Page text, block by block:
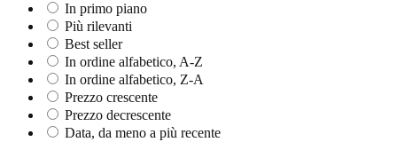
In primo piano
Più rilevanti
Best seller
In ordine alfabetico, A-Z
In ordine alfabetico, Z-A
Prezzo crescente
Prezzo decrescente
Data, da meno a più recente